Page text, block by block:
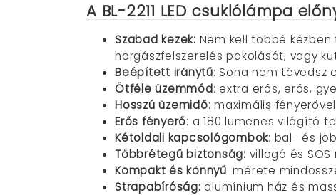
A BL-2211 LED csuklólámpa
Szabad kezek: Nem kell többé
horgászfelszerelés pakolását, vagy
Beépített iránytű: Soha nem tévedsz
Ötféle üzemmód: extra erős, erős,
Hosszú üzemidő: maximális
Erős fényerő: a 180 lumenes világító
Kétoldali kapcsológombok: bal- és
Többrétegű biztonság: villogó és
Kompakt és könnyű: mérete
Strapabíróság: alumínium ház és